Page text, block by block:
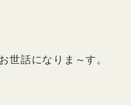
世話になりま～す。